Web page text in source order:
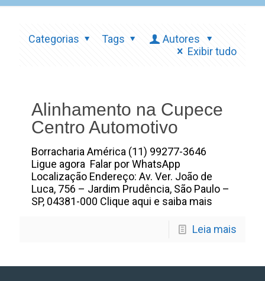
Categorias Tags
Autores
Exibir tudo
Alinhamento na Cupece
Centro Automotivo
Borracharia América (11) 99277-3646
Ligue agora Falar por WhatsApp
Localização Endereço: Av. Ver. João de
Luca, 756 – Jardim Prudência, São Paulo –
SP, 04381-000 Clique aqui e saiba mais
Leia mais